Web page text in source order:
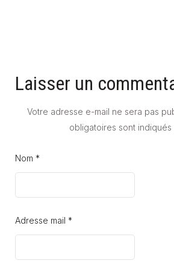
Laisser un
Votre adresse e-mail ne sera pas
obligatoires sont indiqués
Nom *
Adresse mail *